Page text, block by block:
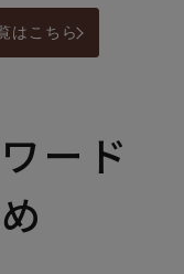
はこちら
ード